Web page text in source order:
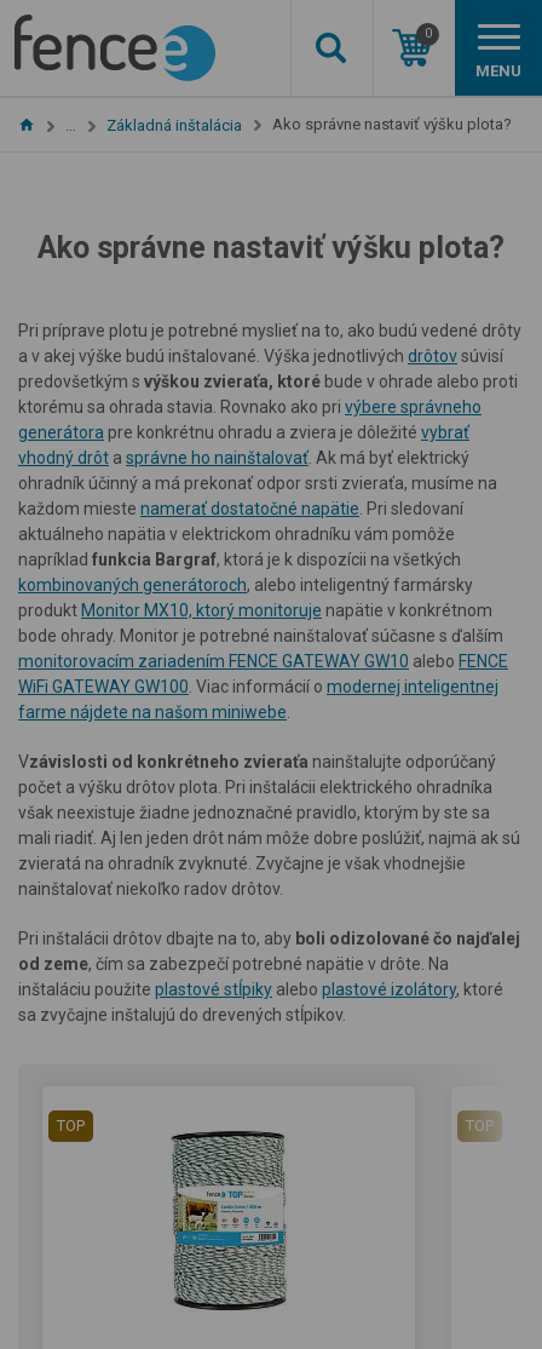
0
MENU
Základná inštalácia Ako správne nastaviť výšku plota?
Ako správne nastaviť výšku plota?
Pri príprave plotu je potrebné myslieť na to, ako budú vedené drôty
a v akej výške budú inštalované. Výška jednotlivých drôtovsúvisí
predovšetkým s výškou zvieraťa, ktoré bude v ohrade alebo proti
ktorému sa ohrada stavia. Rovnako ako pri výbere správneho
generátora pre konkrétnu ohradu a zviera je dôležité vybrať
vhodný drôt a správne ho nainštalovať . Ak má byť elektrický
ohradník účinný a má prekonať odpor srsti zvieraťa, musíme na
každom mieste namerať dostatočné napätie . Pri sledovaní
aktuálneho napätia v elektrickom ohradníku vám pomôže
napríklad funkcia Bargraf, ktorá je k dispozícii na všetkých
kombinovaných generátoroch, alebo inteligentný farmársky
produktMonitor MX10, ktorý monitoruje napätie v konkrétnom
bode ohrady. Monitor je potrebné nainštalovať súčasne s ďalším
monitorovacím zariadením FENCE GATEWAY GW10 alebo FENCE
WiFi GATEWAY GW100 . Viac informácií o modernej inteligentnej
farme nájdete na našom miniwebe
Vzávislosti od konkrétneho zvieraťa nainštalujte odporúčaný
počet a výšku drôtov plota. Pri inštalácii elektrického ohradníka
však neexistuje žiadne jednoznačné pravidlo, ktorým by ste sa
mali riadiť. Aj len jeden drôt nám môže dobre poslúžiť, najmä ak sú
zvieratá na ohradník zvyknuté. Zvyčajne je však vhodnejšie
nainštalovať niekoľko radov drôtov.
Pri inštalácii drôtov dbajte na to, aby boli odizolované čo najďalej
od zeme, čím sa zabezpečí potrebné napätie v drôte. Na
inštaláciu použite plastové stĺpiky alebo plastové izolátory, ktoré
sa zvyčajne inštalujú do drevených stĺpikov.
TOP TOP